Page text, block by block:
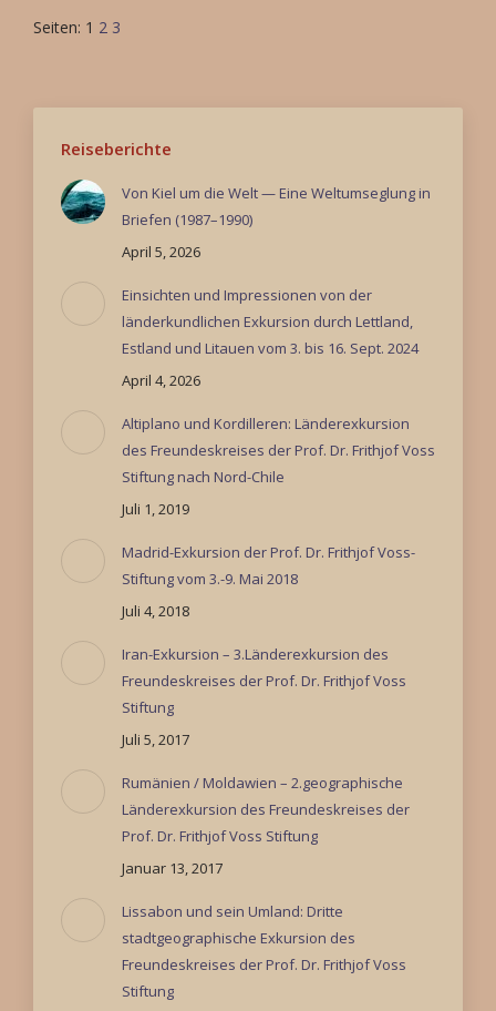
Seiten: 1 2 3
Reiseberichte
Von Kiel um die Welt — Eine Weltumseglung in
Briefen (1987–1990)
April 5, 2026
Einsichten und Impressionen von der
länderkundlichen Exkursion durch Lettland,
Estland und Litauen vom 3. bis 16. Sept. 2024
April 4, 2026
Altiplano und Kordilleren: Länderexkursion
des Freundeskreises der Prof. Dr. Frithjof Voss
Stiftung nach Nord-Chile
Juli 1, 2019
Madrid-Exkursion der Prof. Dr. Frithjof Voss-
Stiftung vom 3.-9. Mai 2018
Juli 4, 2018
Iran-Exkursion – 3.Länderexkursion des
Freundeskreises der Prof. Dr. Frithjof Voss
Stiftung
Juli 5, 2017
Rumänien / Moldawien – 2.geographische
Länderexkursion des Freundeskreises der
Prof. Dr. Frithjof Voss Stiftung
Januar 13, 2017
Lissabon und sein Umland: Dritte
stadtgeographische Exkursion des
Freundeskreises der Prof. Dr. Frithjof Voss
Stiftung